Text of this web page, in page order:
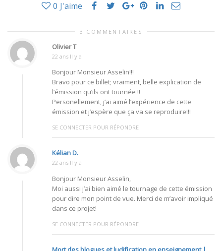
0 J'aime
3 COMMENTAIRES
Olivier T
22 ans Il y a
Bonjour Monsieur Asselin!!!
Bravo pour ce billet; vraiment, belle explication de
l’émission qu’ils ont tournée !!
Personellement, j’ai aimé l’expérience de cette
émission et j’espère que ça va se reproduire!!!
SE CONNECTER POUR RÉPONDRE
Kélian D.
22 ans Il y a
Bonjour Monsieur Asselin,
Moi aussi j’ai bien aimé le tournage de cette émission
pour dire mon point de vue. Merci de m’avoir impliqué
dans ce projet!
SE CONNECTER POUR RÉPONDRE